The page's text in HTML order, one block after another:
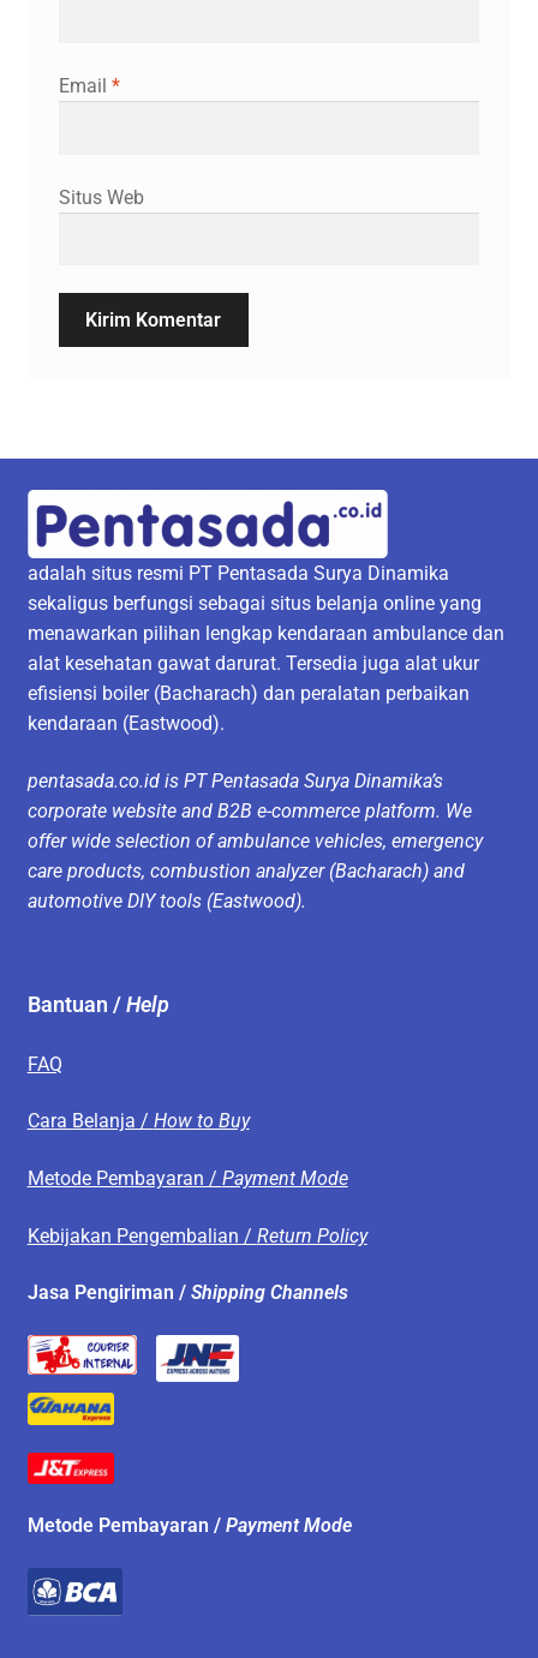
Email *
Situs Web
adalah situs resmi PT Pentasada Surya Dinamika
sekaligus berfungsi sebagai situs belanja online yang
menawarkan pilihan lengkap kendaraan ambulance dan
alat kesehatan gawat darurat. Tersedia juga alat ukur
efisiensi boiler (Bacharach) dan peralatan perbaikan
kendaraan (Eastwood).
pentasada.co.id is PT Pentasada Surya Dinamika’s
corporate website and B2B e-commerce platform. We
offer wide selection of ambulance vehicles, emergency
care products, combustion analyzer (Bacharach) and
automotive DIY tools (Eastwood).
Bantuan /Help
FAQ
Cara Belanja / How to Buy
Metode Pembayaran / Payment Mode
Kebijakan Pengembalian / Return Policy
Jasa Pengiriman / Shipping Channels
Metode Pembayaran / Payment Mode